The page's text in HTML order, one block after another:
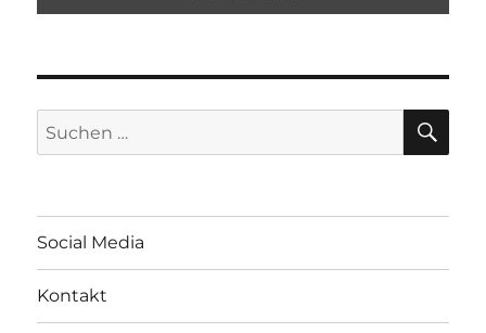
Suchen
nach:
Social Media
Kontakt